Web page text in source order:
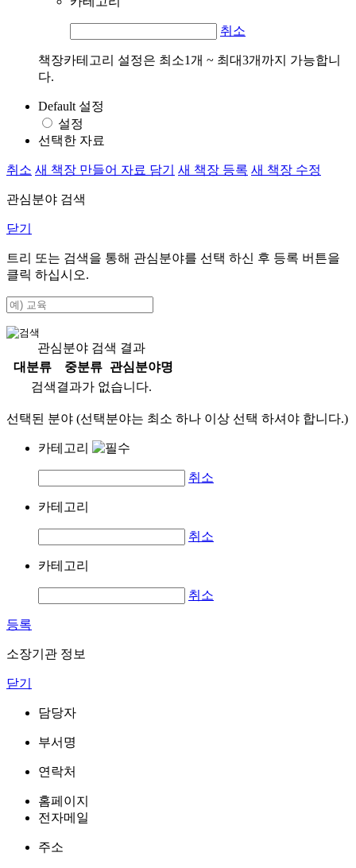
취소
책장카테고리 설정은 최소1개 ~ 최대3개까지 가능합니
다.
Default 설정
설정
선택한 자료
취소 새 책장 만들어 자료 담기 새 책장 등록 새 책장 수정
관심분야 검색
닫기
트리 또는 검색을 통해 관심분야를 선택 하신 후 등록 버튼을
클릭 하십시오.
관심분야 검색 결과
대분류
중분류
관심분야명
검색결과가 없습니다.
선택된 분야 (선택분야는 최소 하나 이상 선택 하셔야 합니다.)
카테고리
취소
카테고리
취소
카테고리
취소
등록
소장기관 정보
닫기
담당자
부서명
연락처
홈페이지
전자메일
주소